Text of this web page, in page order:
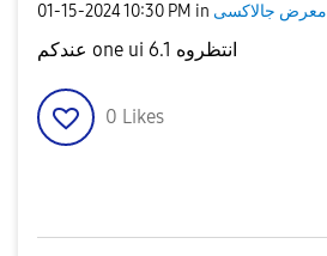
‎01-15-202410:30 PM in معرض جالاكسى
عندكم one ui 6.1 انتظروه
0 Likes